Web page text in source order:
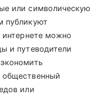
или символическую
публикуют
интернете можно
и путеводители
общественный
или